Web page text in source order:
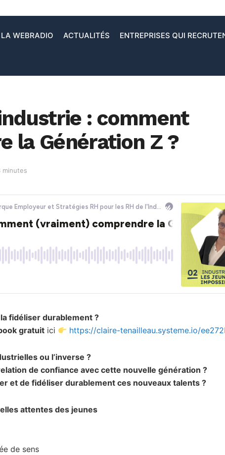
LA WEBRADIO ACTUALITÉS ENTREPRISES QUI
: comment
la Génération Z ?
minutes
fidéliser durablement ?
gratuit ici https://claire-tenailleau.systeme.io/
ou l’inverse ?
de confiance avec cette nouvelle génération ?
et de fidéliser durablement ces nouveaux talents ?
attentes des jeunes
de sens